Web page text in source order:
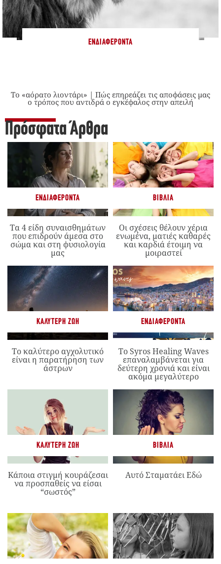
ΕΝΔΙΑΦΈΡΟΝΤΑ
Το «αόρατο λιοντάρι» | Πώς επηρεάζει τις αποφάσεις μας
ο τρόπος που αντιδρά ο εγκέφαλος στην απειλή
Πρόσφατα Άρθρα
ΕΝΔΙΑΦΈΡΟΝΤΑ
Τα 4 είδη συναισθημάτων
που επιδρούν άμεσα στο
σώμα και στη φυσιολογία
μας
ΒΙΒΛΊΑ
Οι σχέσεις θέλουν χέρια
ενωμένα, ματιές καθαρές
και καρδιά έτοιμη να
μοιραστεί
ΚΑΛΎΤΕΡΗ ΖΩΉ
Το καλύτερο αγχολυτικό
είναι η παρατήρηση των
άστρων
ΕΝΔΙΑΦΈΡΟΝΤΑ
Το Syros Healing Waves
επαναλαμβάνεται για
δεύτερη χρονιά και είναι
ακόμα μεγαλύτερο
ΚΑΛΎΤΕΡΗ ΖΩΉ
Κάποια στιγμή κουράζεσαι
να προσπαθείς να είσαι
“σωστός”
ΒΙΒΛΊΑ
Αυτό Σταματάει Εδώ